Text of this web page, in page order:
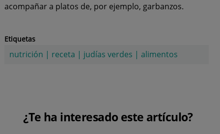
acompañar a platos de, por ejemplo, garbanzos.
Etiquetas
nutrición | receta | judías verdes | alimentos
¿Te ha interesado este artículo?